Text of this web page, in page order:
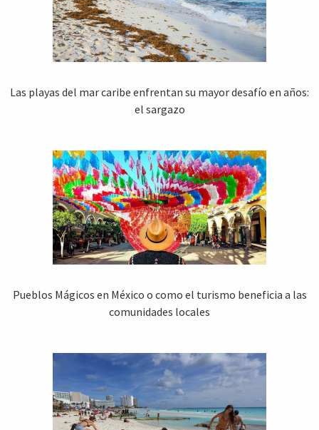
Las playas del mar caribe enfrentan su mayor desafío en años:
el sargazo
Pueblos Mágicos en México o como el turismo beneficia a las
comunidades locales